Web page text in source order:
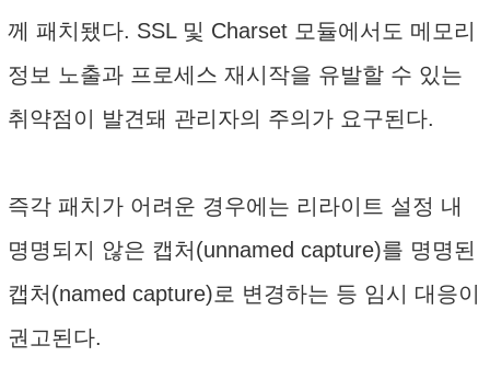
께 패치됐다. SSL 및 Charset 모듈에서도 메모리
정보 노출과 프로세스 재시작을 유발할 수 있는
취약점이 발견돼 관리자의 주의가 요구된다.
즉각 패치가 어려운 경우에는 리라이트 설정 내
명명되지 않은 캡처(unnamed capture)를 명명된
캡처(named capture)로 변경하는 등 임시 대응이
권고된다.